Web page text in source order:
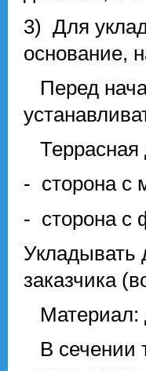
3) Для
основание,
Перед
Террасная
- сторона с
- сторона с
Укладывать
заказчика
Материал:
В сечении